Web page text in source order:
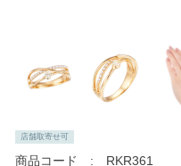
店舗取寄せ可
商品コード RKR361